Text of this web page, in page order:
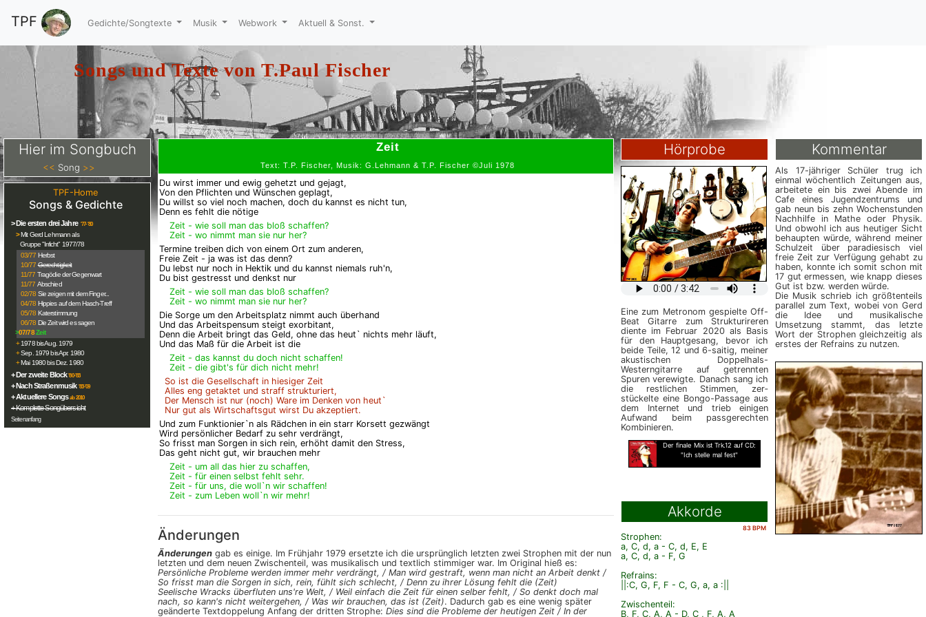
TPF Gedichte/Songtexte Musik Webwork Aktuell & Sonst.
Songs und Texte von T.Paul Fischer
Zeit
Text: T.P. Fischer, Musik: G.Lehmann & T.P. Fischer ©Juli 1978
Du wirst immer und ewig gehetzt und gejagt,
Von den Pflichten und Wünschen geplagt,
Du willst so viel noch machen, doch du kannst es nicht tun,
Denn es fehlt die nötige
Zeit - wie soll man das bloß schaffen?
Zeit - wo nimmt man sie nur her?
Termine treiben dich von einem Ort zum anderen,
Freie Zeit - ja was ist das denn?
Du lebst nur noch in Hektik und du kannst niemals ruh'n,
Du bist gestresst und denkst nur
Zeit - wie soll man das bloß schaffen?
Zeit - wo nimmt man sie nur her?
Die Sorge um den Arbeitsplatz nimmt auch überhand
Und das Arbeitspensum steigt exorbitant,
Denn die Arbeit bringt das Geld, ohne das heut` nichts mehr läuft,
Und das Maß für die Arbeit ist die
Zeit - das kannst du doch nicht schaffen!
Zeit - die gibt's für dich nicht mehr!
So ist die Gesellschaft in hiesiger Zeit
Alles eng getaktet und straff strukturiert,
Der Mensch ist nur (noch) Ware im Denken von heut`
Nur gut als Wirtschaftsgut wirst Du akzeptiert.
Und zum Funktionier`n als Rädchen in ein starr Korsett gezwängt
Wird persönlicher Bedarf zu sehr verdrängt,
So frisst man Sorgen in sich rein, erhöht damit den Stress,
Das geht nicht gut, wir brauchen mehr
Zeit - um all das hier zu schaffen,
Zeit - für einen selbst fehlt sehr.
Zeit - für uns, die woll`n wir schaffen!
Zeit - zum Leben woll`n wir mehr!
Änderungen
Änderungen gab es einige. Im Frühjahr 1979 ersetzte ich die ursprünglich letzten zwei Strophen mit der nun
letzten und dem neuen Zwischenteil, was musikalisch und textlich stimmiger war. Im Original hieß es:
Persönliche Probleme werden immer mehr verdrängt, / Man wird gestraft, wenn man nicht an Arbeit denkt /
So frisst man die Sorgen in sich, rein, fühlt sich schlecht, / Denn zu ihrer Lösung fehlt die (Zeit)
Seelische Wracks überfluten uns're Welt, / Weil einfach die Zeit für einen selber fehlt, / So denkt doch mal
nach, so kann's nicht weitergehen, / Was wir brauchen, das ist (Zeit). Dadurch gab es eine wenig später
geänderte Textdoppelung Anfang der dritten Strophe: Dies sind die Probleme der heutigen Zeit / In der
Hörprobe
Eine zum Metronom gespielte Off-
Beat Gitarre zum Strukturireren
diente im Februar 2020 als Basis
für den Hauptgesang, bevor ich
beide Teile, 12 und 6-saitig, meiner
akustischen Doppelhals-
Westerngitarre auf ge­trenn­ten
Spuren verewigte. Danach sang ich
die restlichen Stimmen, zer­
stückelte eine Bongo-Passage aus
dem Internet und trieb einigen
Aufwand beim passgerechten
Kombinieren.
Der finale Mix ist Trk.12 auf CD:
"Ich stelle mal fest"
Akkorde
83 BPM
Strophen:
a, C, d, a - C, d, E, E
a, C, d, a - F, G
Refrains:
||:C, G, F, F - C, G, a, a :||
Zwischenteil:
B, F, C, A, A - D, C , F, A, A
Kommentar
Als 17-jähriger Schüler trug ich
einmal wöchentlich Zeitungen aus,
arbeitete ein bis zwei Abende im
Cafe eines Jugendzentrums und
gab neun bis zehn Wochenstunden
Nachhilfe in Mathe oder Physik.
Und obwohl ich aus heutiger Sicht
behaupten würde, während meiner
Schulzeit über paradiesisch viel
freie Zeit zur Verfügung gehabt zu
haben, konnte ich somit schon mit
17 gut ermessen, wie knapp dieses
Gut ist bzw. werden würde.
Die Musik schrieb ich größtenteils
parallel zum Text, wobei von Gerd
die Idee und musikalische
Umsetzung stammt, das letzte
Wort der Strophen gleichzeitig als
erstes der Refrains zu nutzen.
Hier im Songbuch
<< Song >>
TPF-Home
Songs & Gedichte
> Die ersten drei Jahre '77-'80
>Mit Gerd Lehmann als
Gruppe "Irrlicht" 1977/78
03/77 Herbst
10/77Gerechtigkeit
11/77 Tragödie der Gegenwart
11/77 Abschied
02/78 Sie zeigen mit dem Finger...
04/78 Hippies auf dem Hasch-Treff
05/78 Katerstimmung
06/78 Die Zeit wird es sagen
>07/78Zeit
+1978 bis Aug. 1979
+Sep. 1979 bis Apr. 1980
+Mai 1980 bis Dez. 1980
+ Der zweite Block '80-'83
+ Nach Straßenmusik '83-'09
+ Aktuellere Songs ab 2010
+ Komplette Songübersicht
Seitenanfang